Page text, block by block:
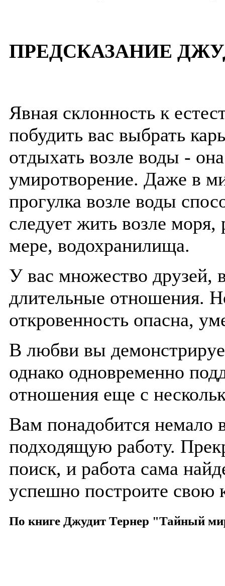
ПРЕДСКАЗАНИЕ
Явная склонность к
побудить вас выбрать
отдыхать возле воды -
умиротворение. Даже в
прогулка возле воды
следует жить возле
мере, водохранилища.
У вас множество друзей,
длительные отношения.
откровенность опасна,
В любви вы
однако одновременно
отношения еще с
Вам понадобится немало
подходящую работу.
поиск, и работа сама
успешно построите свою
По книге Джудит Тернер "Тайный